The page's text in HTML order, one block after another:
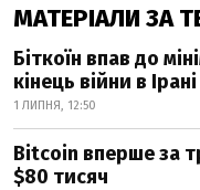
МАТЕРІАЛИ ЗА
Біткоїн впав до
кінець війни в
1 ЛИПНЯ, 12:50
Bitcoin вперше за
$80 тисяч